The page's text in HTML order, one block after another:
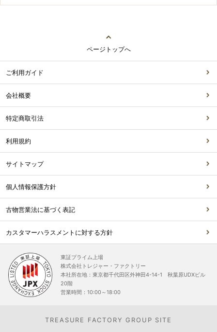
ページトップへ
ご利用ガイド
会社概要
特定商取引法
利用規約
サイトマップ
個人情報保護方針
古物営業法に基づく表記
カスタマーハラスメントに対する方針
東証プライム上場
株式会社トレジャー・ファクトリー
本社所在地：東京都千代田区外神田4-14-1 秋葉原UDXビル
20階
営業時間：10:00～18:00
TREASURE FACTORY GROUP SITE